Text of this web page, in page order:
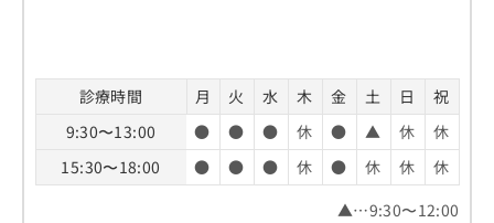
診療時間 月 火 水 木 金 土 日
祝
9:30〜13:00
● ● ● 休 ● ▲ 休
休
15:30〜18:00
● ● ● 休 ● 休 休
休
▲…9:30〜12:00